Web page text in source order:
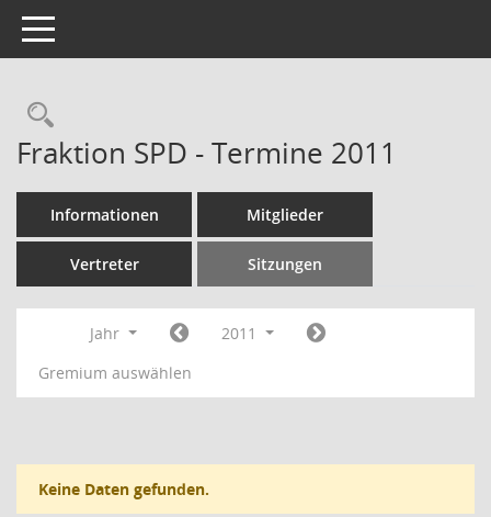
Toggle navigation
Rechercheauswahl
Fraktion SPD - Termine 2011
Informationen Mitglieder
Vertreter Sitzungen
Jahr
2011
Gremium auswählen
Keine Daten gefunden.